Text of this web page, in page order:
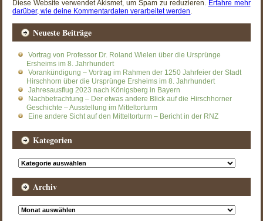
Diese Website verwendet Akismet, um Spam zu reduzieren. Erfahre mehr
darüber, wie deine Kommentardaten verarbeitet werden.
Neueste Beiträge
Vortrag von Professor Dr. Roland Wielen über die Ursprünge
Ersheims im 8. Jahrhundert
Vorankündigung – Vortrag im Rahmen der 1250 Jahrfeier der Stadt
Hirschhorn über die Ursprünge Ersheims im 8. Jahrhundert
Jahresausflug 2023 nach Königsberg in Bayern
Nachbetrachtung – Der etwas andere Blick auf die Hirschhorner
Geschichte – Ausstellung im Mitteltorturm
Eine andere Sicht auf den Mitteltorturm – Bericht in der RNZ
Kategorien
Kategorien
Archiv
Archiv